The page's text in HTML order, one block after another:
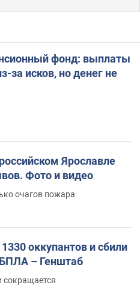
фонд: выплаты
за исков, но денег не
Ярославле
Фото и видео
очагов пожара
оккупантов и сбили
БПЛА – Генштаб
сокращается